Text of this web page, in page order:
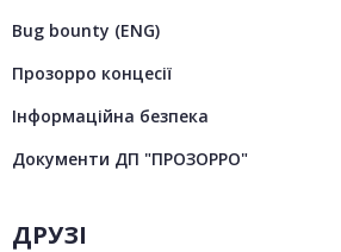
Bug bounty (ENG)
Прозорро концесії
Інформаційна безпека
Документи ДП "ПРОЗОРРО"
ДРУЗІ